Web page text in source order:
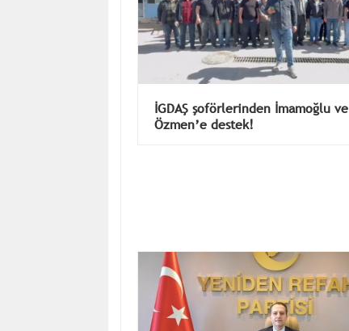
İGDAŞ şoförlerinden İmamoğlu ve
Özmen’e destek!